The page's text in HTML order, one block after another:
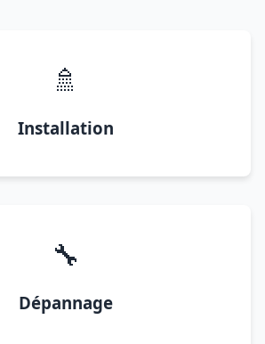
🚿
Installation
🔧
Dépannage